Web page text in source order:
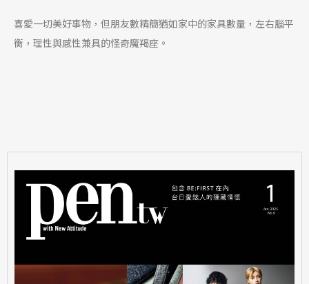
喜愛一切美好事物，但朋友數精簡猶如家中的家具數量，左右腦平
衡，理性與感性兼具的怪奇魔羯座。